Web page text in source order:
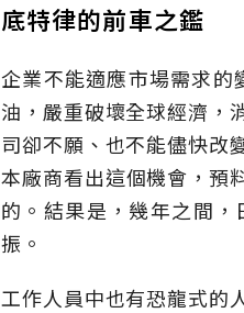
底特律的前車之鑑
企業不能適應市場需求的
油，嚴重破壞全球經濟，
司卻不願、也不能儘快改
本廠商看出這個機會，
的。結果是，幾年之間
振。
工作人員中也有恐龍式的